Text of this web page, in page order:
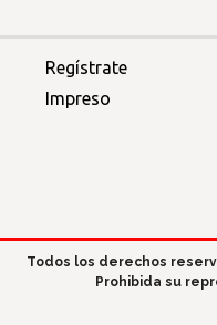
Regístrate
Impreso
Todos los derechos
Prohibida su